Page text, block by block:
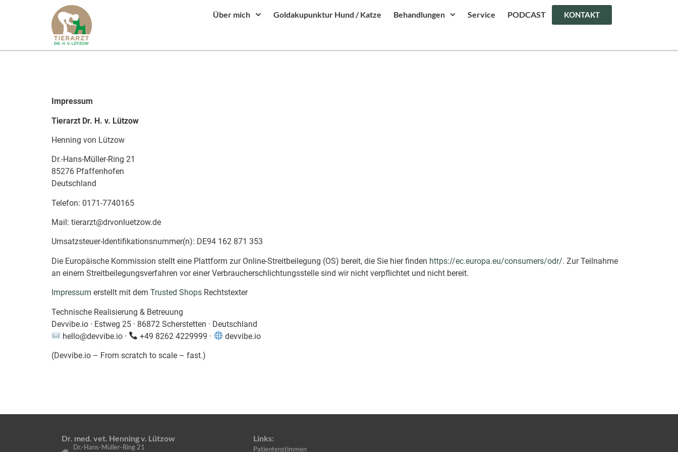
Über mich Goldakupunktur Hund / Katze Behandlungen Service PODCAST KONTAKT
Impressum
Tierarzt Dr. H. v. Lützow
Henning von Lützow
Dr.-Hans-Müller-Ring 21
85276 Pfaffenhofen
Deutschland
Telefon: 0171-7740165
Mail: tierarzt@drvonluetzow.de
Umsatzsteuer-Identifikationsnummer(n): DE94 162 871 353
Die Europäische Kommission stellt eine Plattform zur Online-Streitbeilegung (OS) bereit, die Sie hier finden https://ec.europa.eu/consumers/odr/. Zur Teilnahme
an einem Streitbeilegungsverfahren vor einer Verbraucherschlichtungsstelle sind wir nicht verpflichtet und nicht bereit.
Impressum erstellt mit dem Trusted Shops Rechtstexter
Technische Realisierung & Betreuung
Devvibe.io · Estweg 25 · 86872 Scherstetten · Deutschland
hello@devvibe.io ·
+49 8262 4229999 · devvibe.io
(Devvibe.io – From scratch to scale – fast.)
Dr. med. vet. Henning v. Lützow
Dr.-Hans-Müller-Ring 21
Links:
Patientenstimmen